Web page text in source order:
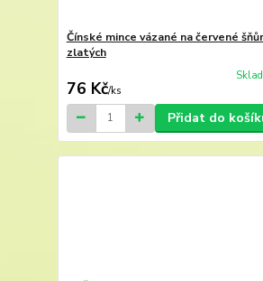
Čínské mince vázané na červené
zlatých
76 Kč/ks
Přidat do